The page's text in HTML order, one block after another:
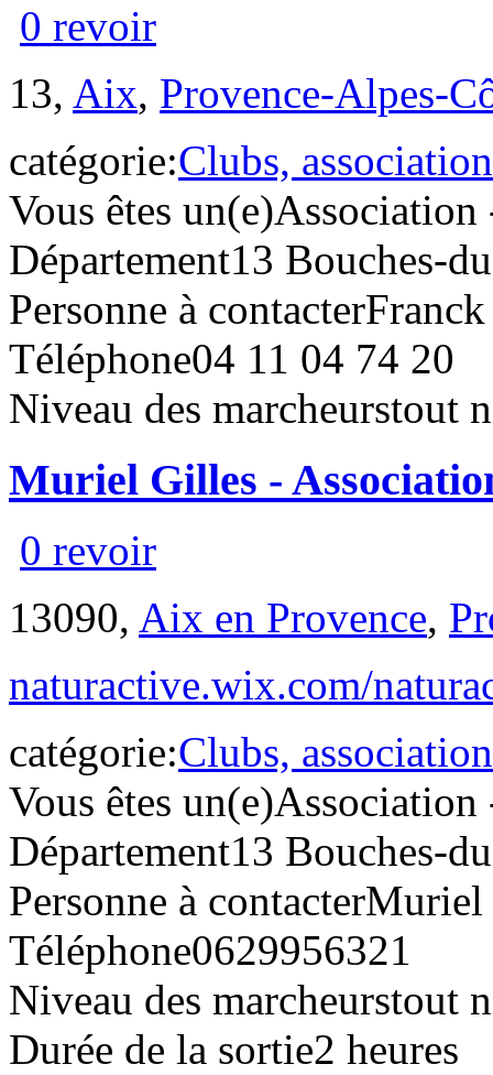
0 revoir
13, Aix, Provence-Alpes-
catégorie:Clubs,
Vous êtes un(e)Association
Département13 Bouches-
Personne à contacter
Téléphone04 11 04 74 20
Niveau des marcheurstout
Muriel Gilles -
0 revoir
13090, Aix en Provence,
naturactive.wix.com/
catégorie:Clubs,
Vous êtes un(e)Association
Département13 Bouches-
Personne à contacter
Téléphone0629956321
Niveau des marcheurstout
Durée de la sortie2 heures